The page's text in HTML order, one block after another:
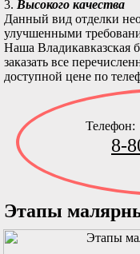
3. Высокого качества
Данный вид отделки
улучшенными
Наша Владикавказская
заказать все
доступной цене по
Телефон:
8-
Этапы